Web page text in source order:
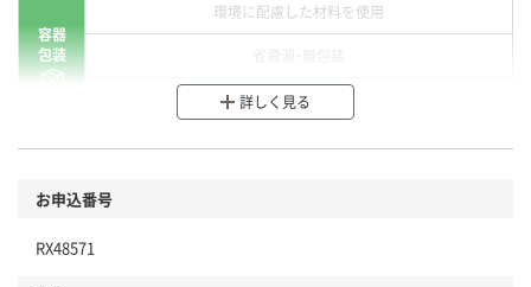
容器
包装
環境に配慮した材料を使用
分別・リサイクルしやすい設計
本体
詳しく見る
お申込番号
RX48571